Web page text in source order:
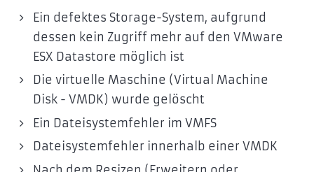
Ein defektes Storage-System, aufgrund
dessen kein Zugriff mehr auf den VMware
ESX Datastore möglich ist
Die virtuelle Maschine (Virtual Machine
Disk - VMDK) wurde gelöscht
Ein Dateisystemfehler im VMFS
Dateisystemfehler innerhalb einer VMDK